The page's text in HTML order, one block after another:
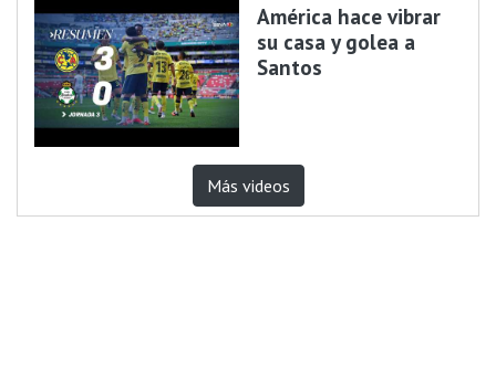
América hace vibrar
su casa y golea a
Santos
Más videos